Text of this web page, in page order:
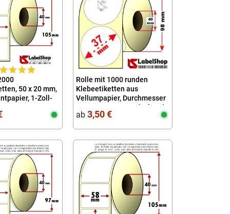
50 x 20 mm,
1-Zoll-
Rolle mit 1000 runden
Klebeetiketten aus
Vellumpapier, Durchmesser
37 mm, permanent haftend
ab3,50 €